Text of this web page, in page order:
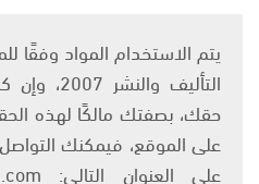
التأليف
حقك، بصفتك مالكًا لهذه
على الموقع، فيمكنك التواصل